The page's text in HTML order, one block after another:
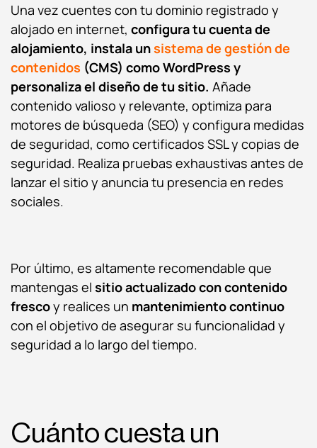
Una vez cuentes con tu dominio registrado y
alojado en internet, configura tu cuenta de
alojamiento, instala unsistema de gestión de
contenidos (CMS) como WordPress y
personaliza el diseño de tu sitio. Añade
contenido valioso y relevante, optimiza para
motores de búsqueda (SEO) y configura medidas
de seguridad, como certificados SSL y copias de
seguridad. Realiza pruebas exhaustivas antes de
lanzar el sitio y anuncia tu presencia en redes
sociales.
Por último, es altamente recomendable que
mantengas el sitio actualizado con contenido
frescoy realices un mantenimiento continuo
con el objetivo de asegurar su funcionalidad y
seguridad a lo largo del tiempo.
Cuánto cuesta un